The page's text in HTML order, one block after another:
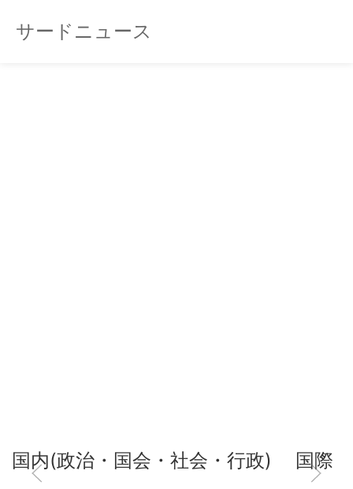
サードニュース
国内(政治・国会・社会・行政) 国際